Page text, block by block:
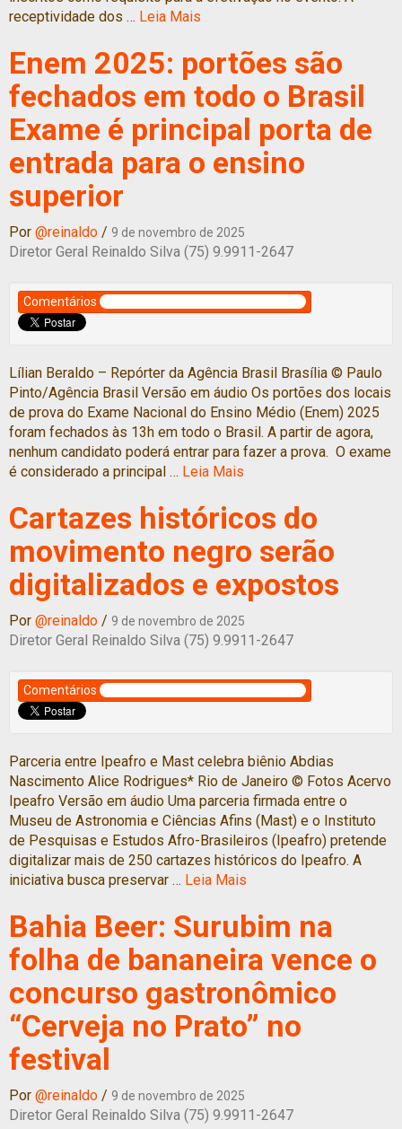
receptividade dos … Leia Mais
Enem 2025: portões são
fechados em todo o Brasil
Exame é principal porta de
entrada para o ensino
superior
Por @reinaldo / 9 de novembro de 2025
Diretor Geral Reinaldo Silva (75) 9.9911-2647
Comentários
Lílian Beraldo – Repórter da Agência Brasil Brasília © Paulo
Pinto/Agência Brasil Versão em áudio Os portões dos locais
de prova do Exame Nacional do Ensino Médio (Enem) 2025
foram fechados às 13h em todo o Brasil. A partir de agora,
nenhum candidato poderá entrar para fazer a prova. O exame
é considerado a principal … Leia Mais
Cartazes históricos do
movimento negro serão
digitalizados e expostos
Por @reinaldo / 9 de novembro de 2025
Diretor Geral Reinaldo Silva (75) 9.9911-2647
Comentários
Parceria entre Ipeafro e Mast celebra biênio Abdias
Nascimento Alice Rodrigues* Rio de Janeiro © Fotos Acervo
Ipeafro Versão em áudio Uma parceria firmada entre o
Museu de Astronomia e Ciências Afins (Mast) e o Instituto
de Pesquisas e Estudos Afro-Brasileiros (Ipeafro) pretende
digitalizar mais de 250 cartazes históricos do Ipeafro. A
iniciativa busca preservar … Leia Mais
Bahia Beer: Surubim na
folha de bananeira vence o
concurso gastronômico
“Cerveja no Prato” no
festival
Por @reinaldo / 9 de novembro de 2025
Diretor Geral Reinaldo Silva (75) 9.9911-2647